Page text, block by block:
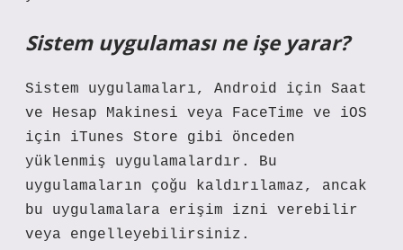
Sistem uygulaması ne işe yarar?
Sistem uygulamaları, Android için Saat
ve Hesap Makinesi veya FaceTime ve iOS
için iTunes Store gibi önceden
yüklenmiş uygulamalardır. Bu
uygulamaların çoğu kaldırılamaz, ancak
bu uygulamalara erişim izni verebilir
veya engelleyebilirsiniz.